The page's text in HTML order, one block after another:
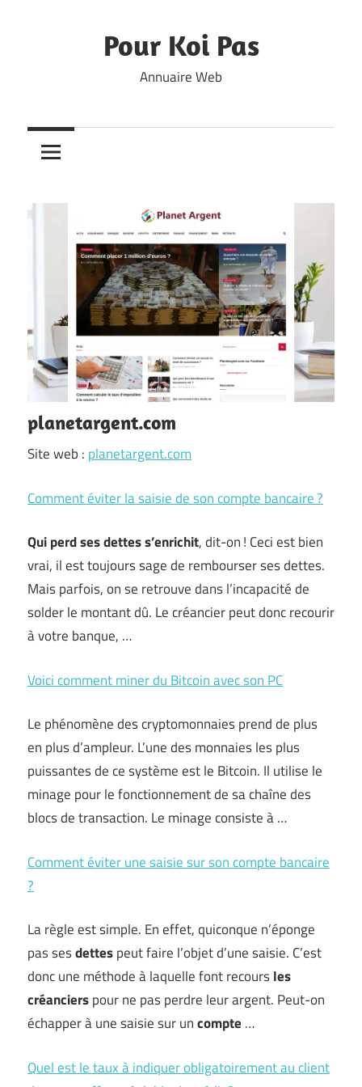
Pour Koi Pas
Annuaire Web
planetargent.com
Site web : planetargent.com
Comment éviter la saisie de son compte bancaire ?
Qui perd ses dettes s’enrichit, dit-on ! Ceci est bien
vrai, il est toujours sage de rembourser ses dettes.
Mais parfois, on se retrouve dans l’incapacité de
solder le montant dû. Le créancier peut donc recourir
à votre banque, …
Voici comment miner du Bitcoin avec son PC
Le phénomène des cryptomonnaies prend de plus
en plus d’ampleur. L’une des monnaies les plus
puissantes de ce système est le Bitcoin. Il utilise le
minage pour le fonctionnement de sa chaîne des
blocs de transaction. Le minage consiste à …
Comment éviter une saisie sur son compte bancaire
?
La règle est simple. En effet, quiconque n’éponge
pas sesdettespeut faire l’objet d’une saisie. C’est
donc une méthode à laquelle font recoursles
créancierspour ne pas perdre leur argent. Peut-on
échapper à une saisie sur uncompte …
Quel est le taux à indiquer obligatoirement au client